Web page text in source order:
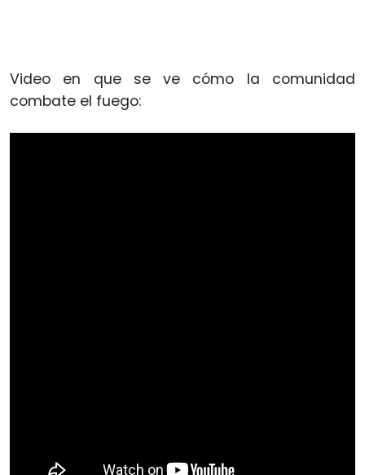
Video en que se ve cómo la comunidad
combate el fuego: